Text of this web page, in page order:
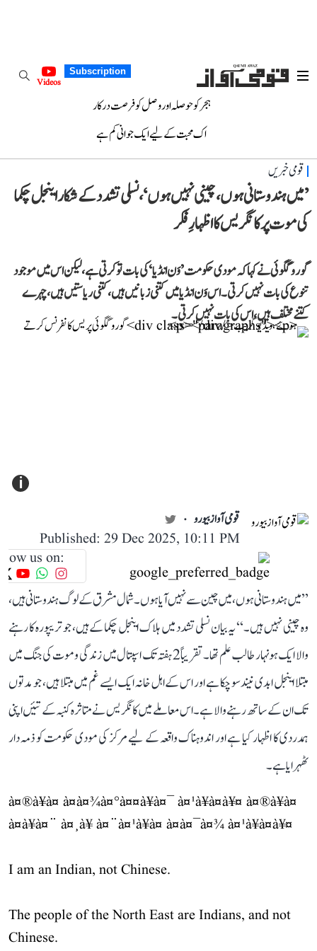
Subscription
Videos
ہجر کو حوصلہ اور وصل کو فرصت درکار
اک محبت کے لیے ایک جوانی کم ہے
قومی خبریں
’میں ہندوستانی ہوں، چینی نہیں ہوں‘، نسلی تشدد کے شکار اینجل چکما
کی موت پر کانگریس کا اظہارِ فکر
گورو گگوئی نے کہا کہ مودی حکومت ’وَن انڈیا‘ کی بات تو کرتی ہے، لیکن اس میں موجود
تنوع کی بات نہیں کرتی۔ اس وَن انڈیا میں کتنی زبانیں ہیں، کتنی ریاستیں ہیں، چہرے
کتنے مختلف ہیں، اس کی بات نہیں کرتی۔
i
قومی آواز بیورو
Published: 29 Dec 2025, 10:11 PM
us on:
’’میں ہندوستانی ہوں، میں چین سے نہیں آیا ہوں۔ شمال مشرق کے لوگ ہندوستانی ہیں،
وہ چینی نہیں ہیں۔‘‘ یہ بیان نسلی تشدد میں ہلاک اینجل چکما کے ہیں، جو تریپورہ کا رہنے
والا ایک ہونہار طالب علم تھا۔ تقریباً 2 ہفتہ تک اسپتال میں زندگی و موت کی جنگ میں
مبتلا اینجل ابدی نیند سو چکا ہے اور اس کے اہل خانہ ایک ایسے غم میں مبتلا ہیں، جو مدتوں
تک ان کے ساتھ رہنے والا ہے۔ اس معاملے میں کانگریس نے متاثرہ کنبہ کے تئیں اپنی
ہمدردی کا اظہار کیا ہے اور اندوہناک واقعہ کے لیے مرکز کی مودی حکومت کو ذمہ دار
ٹھہرایا ہے۔
à¤®à¥à¤ à¤­à¤¾à¤°à¤¤à¥à¤¯ à¤¹à¥à¤à¥¤ à¤®à¥à¤
à¤à¥à¤¨ à¤¸à¥ à¤¨à¤¹à¥à¤ à¤à¤¯à¤¾ à¤¹à¥à¤à¥¤
I am an Indian, not Chinese.
The people of the North East are Indians, and not
Chinese.